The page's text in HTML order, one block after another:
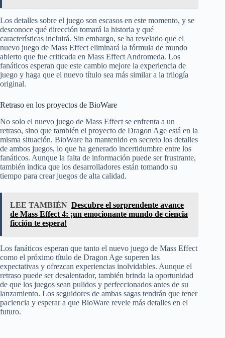
Los detalles sobre el juego son escasos en este momento, y se
desconoce qué dirección tomará la historia y qué
características incluirá. Sin embargo, se ha revelado que el
nuevo juego de Mass Effect eliminará la fórmula de mundo
abierto que fue criticada en Mass Effect Andromeda. Los
fanáticos esperan que este cambio mejore la experiencia de
juego y haga que el nuevo título sea más similar a la trilogía
original.
Retraso en los proyectos de BioWare
No solo el nuevo juego de Mass Effect se enfrenta a un
retraso, sino que también el proyecto de Dragon Age está en la
misma situación. BioWare ha mantenido en secreto los detalles
de ambos juegos, lo que ha generado incertidumbre entre los
fanáticos. Aunque la falta de información puede ser frustrante,
también indica que los desarrolladores están tomando su
tiempo para crear juegos de alta calidad.
LEE TAMBIÉN Descubre el sorprendente avance
de Mass Effect 4: ¡un emocionante mundo de ciencia
ficción te espera!
Los fanáticos esperan que tanto el nuevo juego de Mass Effect
como el próximo título de Dragon Age superen las
expectativas y ofrezcan experiencias inolvidables. Aunque el
retraso puede ser desalentador, también brinda la oportunidad
de que los juegos sean pulidos y perfeccionados antes de su
lanzamiento. Los seguidores de ambas sagas tendrán que tener
paciencia y esperar a que BioWare revele más detalles en el
futuro.